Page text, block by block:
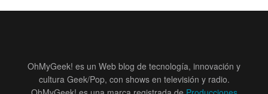
OhMyGeek! es un Web blog de tecnología, innovación y
cultura Geek/Pop, con shows en televisión y radio.